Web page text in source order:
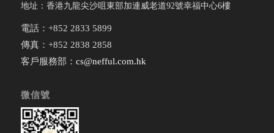
地址：香港九龍尖沙咀東部加連威老道92號幸福中心6樓
電話：+852 2833 5899
傳真：+852 2838 2858
客戶服務部： cs@nefful.com.hk
微信號